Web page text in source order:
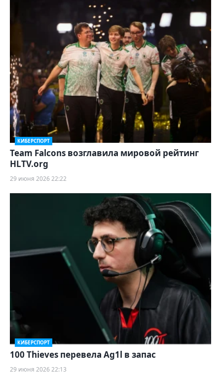
КИБЕРСПОРТ
Team Falcons возглавила мировой рейтинг
HLTV.org
29 июня 2026 22:22
КИБЕРСПОРТ
100 Thieves перевела Ag1l в запас
29 июня 2026 22:13